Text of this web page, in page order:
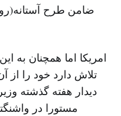
ضامن طرح
امریکا اما همچنان به
تلاش دارد خود را از
دیدار هفته گذشته
مستورا در